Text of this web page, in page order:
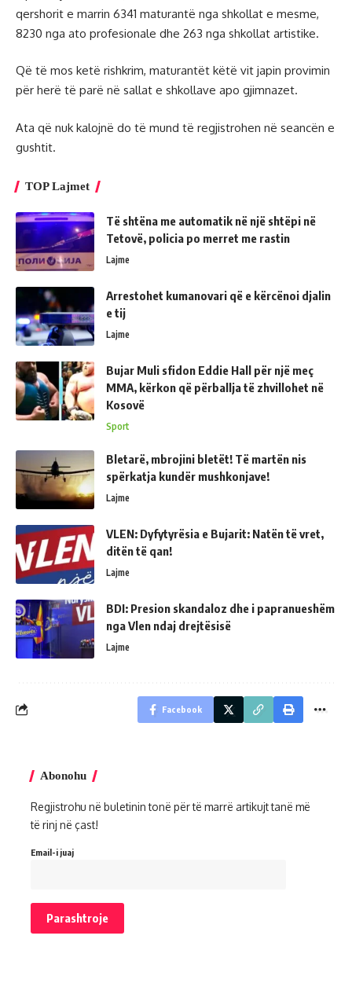
qershorit e marrin 6341 maturantë nga shkollat ​​e mesme,
8230 nga ato profesionale dhe 263 nga shkollat ​​artistike.
Që të mos ketë rishkrim, maturantët këtë vit japin provimin
për herë të parë në sallat e shkollave apo gjimnazet.
Ata që nuk kalojnë do të mund të regjistrohen në seancën e
gushtit.
TOP Lajmet
Të shtëna me automatik në një shtëpi në
Tetovë, policia po merret me rastin
Lajme
Arrestohet kumanovari që e kërcënoi djalin
e tij
Lajme
Bujar Muli sfidon Eddie Hall për një meç
MMA, kërkon që përballja të zhvillohet në
Kosovë
Sport
Bletarë, mbrojini bletët! Të martën nis
spërkatja kundër mushkonjave!
Lajme
VLEN: Dyfytyrësia e Bujarit: Natën të vret,
ditën të qan!
Lajme
BDI: Presion skandaloz dhe i papranueshëm
nga Vlen ndaj drejtësisë
Lajme
Facebook
Abonohu
Regjistrohu në buletinin tonë për të marrë artikujt tanë më
të rinj në çast!
Email-i juaj